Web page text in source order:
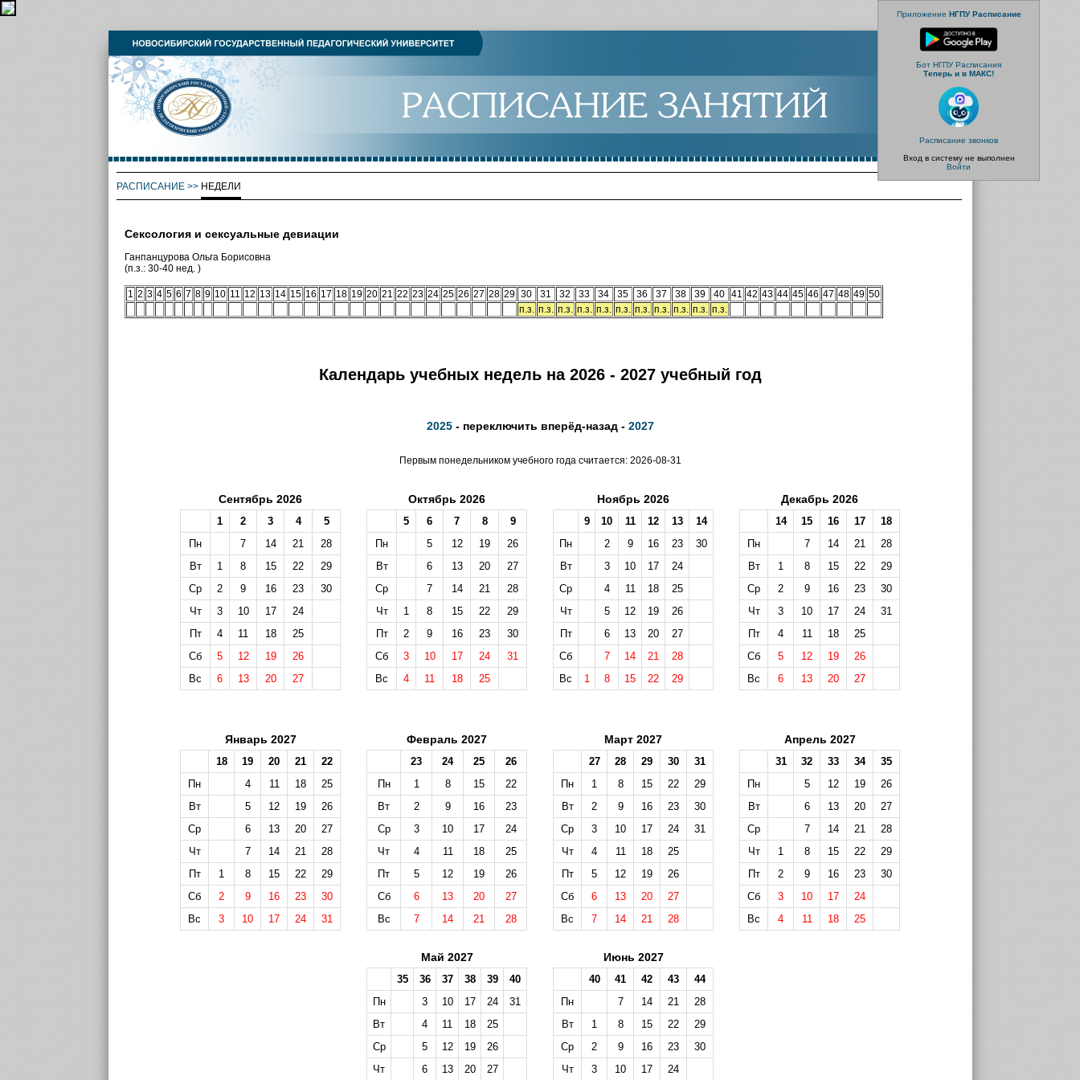
Приложение НГПУ Расписание
Бот НГПУ Расписания
Теперь и в МАКС!
Расписание звонков
Вход в систему не выполнен
Войти
РАСПИСАНИЕ>> НЕДЕЛИ
Сексология и сексуальные девиации
Ганпанцурова Ольга Борисовна
(п.з.: 30-40 нед. )
1 2 3 4 5 6 7 8 9 10 11 12 13 14 15 16 17 18 19 20 21 22 23 24 25 26 27 28 29 30 31 32 33 34 35 36 37 38 39 40 41 42 43 44 45 46 47 48 49 50
п.з. п.з. п.з. п.з. п.з. п.з. п.з. п.з. п.з. п.з. п.з.
Календарь учебных недель на 2026 - 2027 учебный год
2025- переключить вперёд-назад - 2027
Первым понедельником учебного года считается: 2026-08-31
Сентябрь 2026
1 2 3 4
5
Пн
7 14 21
28
Вт
1 8 15 22
29
Ср
2 9 16 23
30
Чт
3 10 17
24
Пт
4 11 18
25
Сб
5 12 19
26
Вс
6 13 20 27
Октябрь 2026
5 6 7 8
9
Пн
5 12 19
26
Вт
6 13 20
27
Ср
7 14 21
28
Чт
1 8 15 22
29
Пт
2 9 16 23
30
Сб
3 10 17 24
31
Вс
4 11 18 25
Ноябрь 2026
9 10 11 12 13
14
Пн
2 9 16 23
30
Вт
3 10 17
24
Ср
4 11 18
25
Чт
5 12 19
26
Пт
6 13 20
27
Сб
7 14 21
28
Вс
1 8 15 22 29
Декабрь 2026
14 15 16 17
18
Пн
7 14 21
28
Вт
1 8 15 22
29
Ср
2 9 16 23
30
Чт
3 10 17 24
31
Пт
4 11 18
25
Сб
5 12 19
26
Вс
6 13 20 27
Январь 2027
18 19 20 21
22
Пн
4 11 18
25
Вт
5 12 19
26
Ср
6 13 20
27
Чт
7 14 21
28
Пт
1 8 15 22
29
Сб
2 9 16 23
30
Вс
3 10 17 24 31
Февраль 2027
23 24 25
26
Пн
1 8 15
22
Вт
2 9 16
23
Ср
3 10 17
24
Чт
4 11 18
25
Пт
5 12 19
26
Сб
6 13 20
27
Вс
7 14 21 28
Март 2027
27 28 29 30
31
Пн
1 8 15 22
29
Вт
2 9 16 23
30
Ср
3 10 17 24
31
Чт
4 11 18
25
Пт
5 12 19
26
Сб
6 13 20
27
Вс
7 14 21 28
Апрель 2027
31 32 33 34
35
Пн
5 12 19
26
Вт
6 13 20
27
Ср
7 14 21
28
Чт
1 8 15 22
29
Пт
2 9 16 23
30
Сб
3 10 17
24
Вс
4 11 18 25
Май 2027
35 36 37 38 39
40
Пн
3 10 17 24
31
Вт
4 11 18
25
Ср
5 12 19
26
Чт
6 13 20 27
Июнь 2027
40 41 42 43
44
Пн
7 14 21
28
Вт
1 8 15 22
29
Ср
2 9 16 23
30
Чт
3 10 17 24